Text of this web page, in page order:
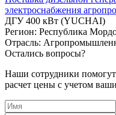
электроснабжения
ДГУ 400 кВт (YUCHAI)
Регион: Республика
Отрасль:
Остались вопросы?
Наши сотрудники
расчет цены с учетом